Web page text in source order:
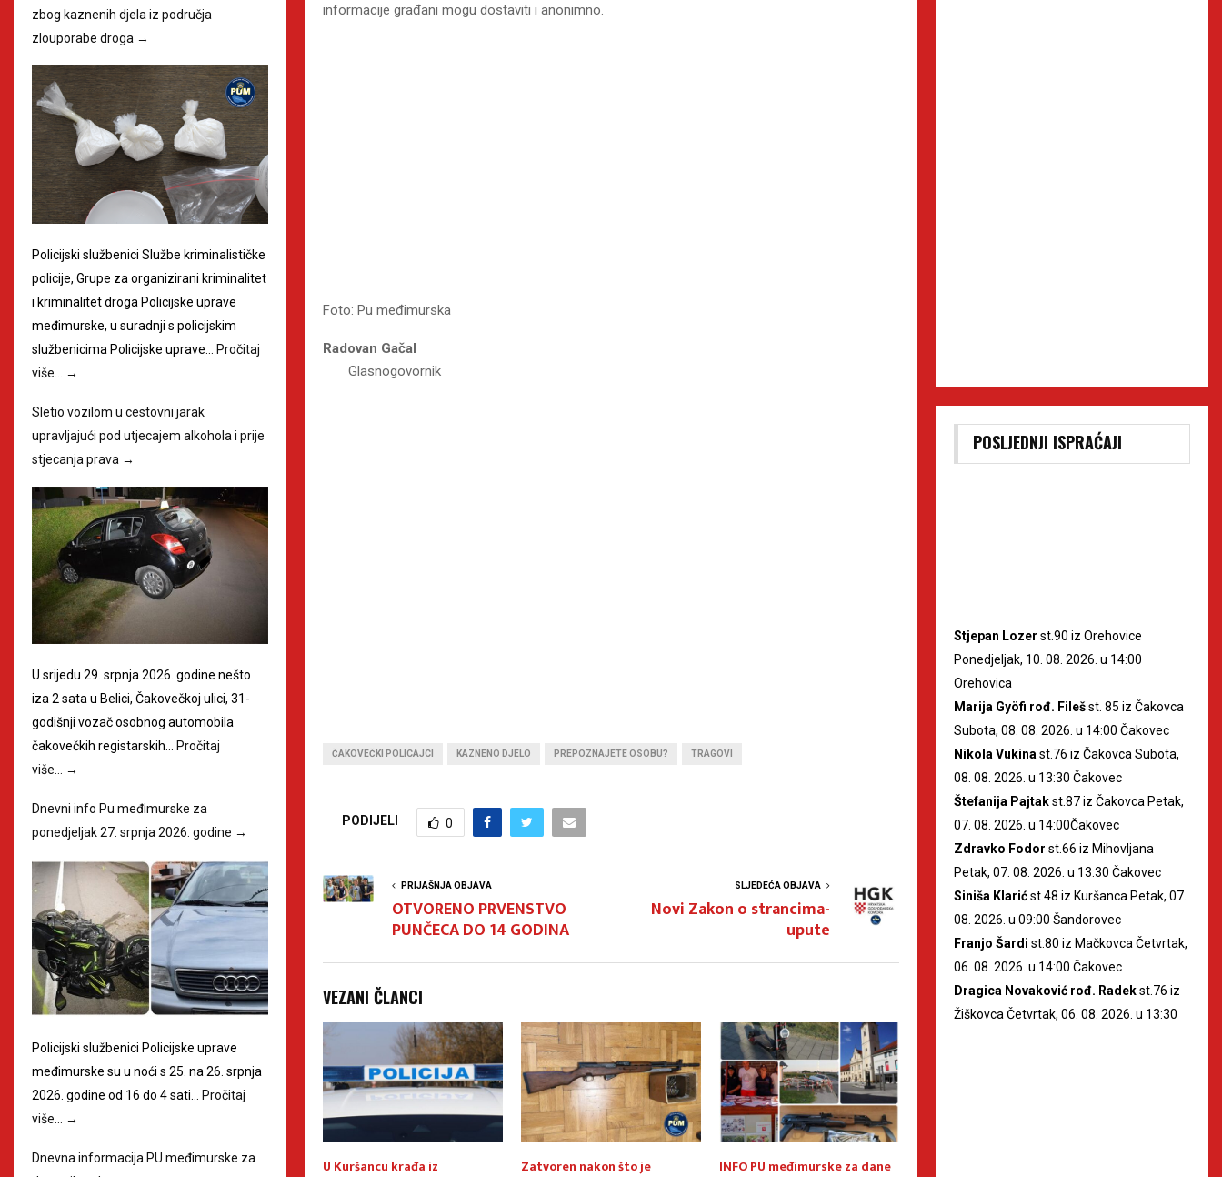
informacije građani mogu dostaviti i anonimno.
Foto: Pu međimurska
Radovan Gačal
Glasnogovornik
ČAKOVEČKI POLICAJCI KAZNENO DJELO PREPOZNAJETE OSOBU? TRAGOVI
PODIJELI 0
PRIJAŠNJA OBJAVA
OTVORENO PRVENSTVO
PUNČECA DO 14 GODINA
SLJEDEĆA OBJAVA
Novi Zakon o strancima-
upute
VEZANI ČLANCI
akcija Računalna prijevara U Kuršancu krađa iz Zatvoren nakon što je INFO PU međimurske za dane
zbog kaznenih djela iz područja
zlouporabe droga →
Policijski službenici Službe kriminalističke
policije, Grupe za organizirani kriminalitet
i kriminalitet droga Policijske uprave
međimurske, u suradnji s policijskim
službenicima Policijske uprave… Pročitaj
više…
→
Sletio vozilom u cestovni jarak
upravljajući pod utjecajem alkohola i prije
stjecanja prava →
U srijedu 29. srpnja 2026. godine nešto
iza 2 sata u Belici, Čakovečkoj ulici, 31-
godišnji vozač osobnog automobila
čakovečkih registarskih…
Pročitaj
više…
→
Dnevni info Pu međimurske za
ponedjeljak 27. srpnja 2026. godine →
Policijski službenici Policijske uprave
međimurske su u noći s 25. na 26. srpnja
2026. godine od 16 do 4 sati…
Pročitaj
više…
→
Dnevna informacija PU međimurske za
POSLJEDNJI ISPRAĆAJI
Stjepan Lozer st.90 iz Orehovice
Ponedjeljak, 10. 08. 2026. u 14:00
Orehovica
Marija Gyöfi rođ. Filešst. 85 iz Čakovca
Subota, 08. 08. 2026. u 14:00 Čakovec
Nikola Vukina st.76 iz Čakovca Subota,
08. 08. 2026. u 13:30 Čakovec
Štefanija Pajtakst.87 iz Čakovca Petak,
07. 08. 2026. u 14:00Čakovec
Zdravko Fodor st.66 iz Mihovljana
Petak, 07. 08. 2026. u 13:30 Čakovec
Siniša Klarićst.48 iz Kuršanca Petak, 07.
08. 2026. u 09:00 Šandorovec
Franjo Šardi st.80 iz Mačkovca Četvrtak,
06. 08. 2026. u 14:00 Čakovec
Dragica Novaković rođ. Radekst.76 iz
Žiškovca Četvrtak, 06. 08. 2026. u 13:30